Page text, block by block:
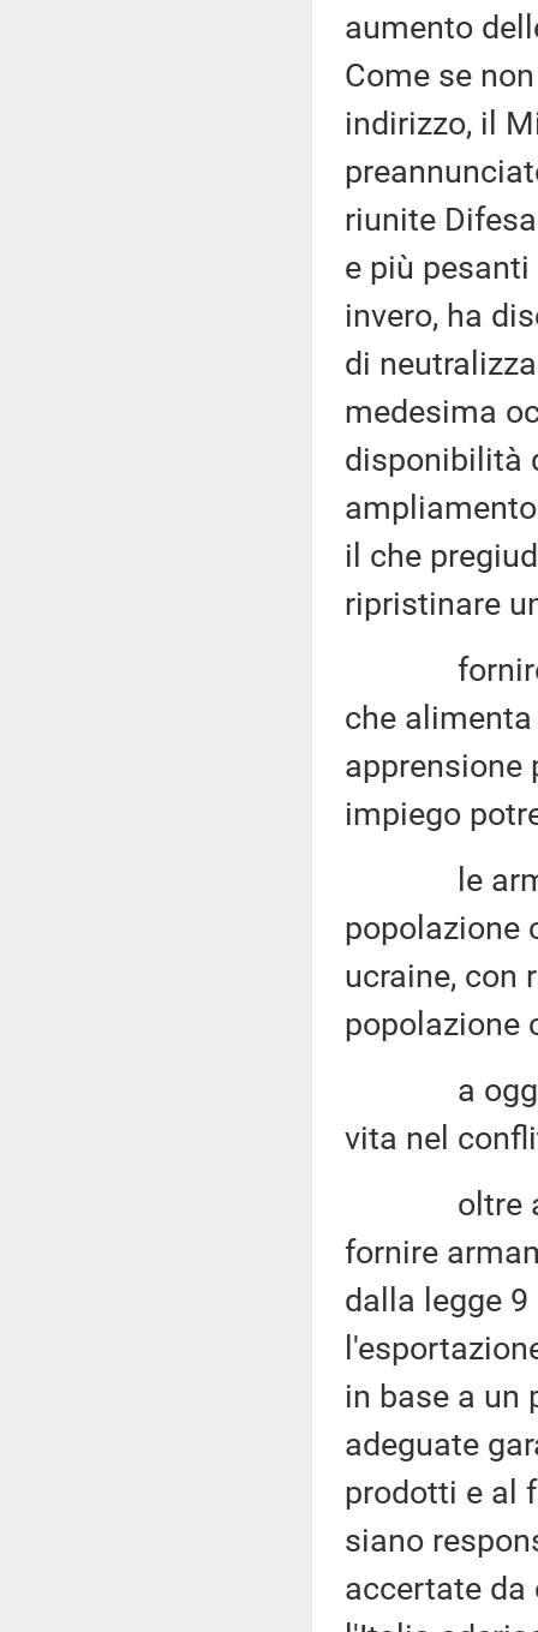
aumento
Come se
indirizzo, il
riunite
e più
invero, ha
di
medesima
disponibilità
il che
ripristinare
fornire
che
apprensione
impiego
le armi
popolazione
ucraine, con
popolazione
a oggi,
vita nel
oltre al
fornire
dalla legge
in base a un
adeguate
prodotti e al
siano
accertate da